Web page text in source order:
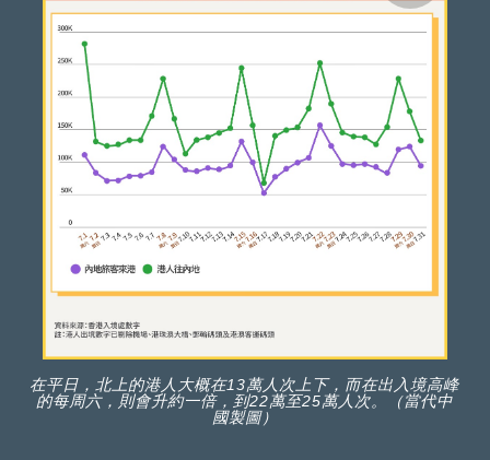
在平日，北上的港人大概在13萬人次上下，而在出入境高峰
的每周六，則會升約一倍，到22萬至25萬人次。（當代中
國製圖）